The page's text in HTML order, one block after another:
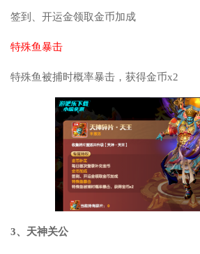
签到、开运金领取金币加成
特殊鱼暴击
特殊鱼被捕时概率暴击，获得金币x2
3、天神关公